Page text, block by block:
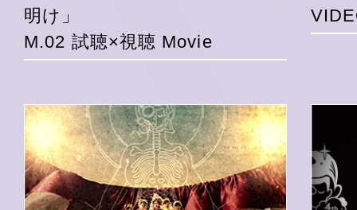
明け」
M.02 試聴×視聴 Movie